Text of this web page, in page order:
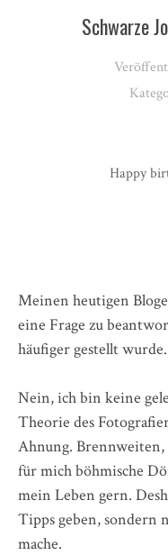
Meinen heutigen
eine Frage zu
häufiger gestellt wurde.
Nein, ich bin keine
Theorie des
Ahnung.
für mich böhmische
mein Leben gern.
Tipps geben, sondern
mache.
Schwarze
Happy